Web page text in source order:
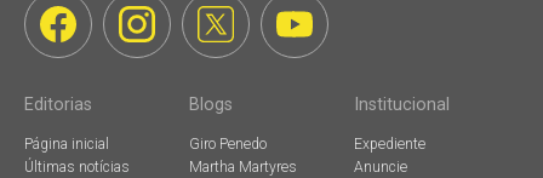
Editorias
Página inicial
Últimas notícias
Blogs
Giro Penedo
Martha Martyres
Institucional
Expediente
Anuncie